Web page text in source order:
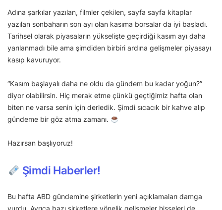
Adına şarkılar yazılan, filmler çekilen, sayfa sayfa kitaplar
yazılan sonbaharın son ayı olan kasıma borsalar da iyi başladı.
Tarihsel olarak piyasaların yükselişte geçirdiği kasım ayı daha
yarılanmadı bile ama şimdiden birbiri ardına gelişmeler piyasayı
kasıp kavuruyor.
“Kasım başlayalı daha ne oldu da gündem bu kadar yoğun?”
diyor olabilirsin. Hiç merak etme çünkü geçtiğimiz hafta olan
biten ne varsa senin için derledik. Şimdi sıcacık bir kahve alıp
gündeme bir göz atma zamanı.
Hazırsan başlıyoruz!
Şimdi Haberler!
Bu hafta ABD gündemine şirketlerin yeni açıklamaları damga